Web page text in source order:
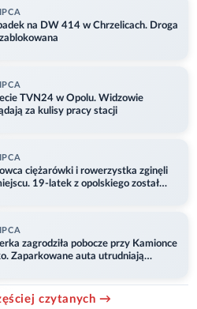
na DW 414 w Chrzelicach. Droga
TVN24 w Opolu. Widzowie
za kulisy pracy stacji
ciężarówki i rowerzystka zginęli
19-latek z opolskiego został
zagrodziła pobocze przy Kamionce
Zaparkowane auta utrudniają
czytanych →